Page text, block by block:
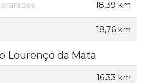
18,39 km
18,76 km
Lourenço da Mata
16,33 km